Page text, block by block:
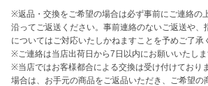
※返品・交換をご希望の場合は必ず事前にご連絡の
沿ってご返送ください。事前連絡のないご返送や、
についてはご対応いたしかねますことを予めご了承
※ご連絡は当店出荷日から7日以内にお願いいたしま
※当店ではお客様都合による交換は受け付けており
場合は、お手元の商品をご返品いただき、ご希望の